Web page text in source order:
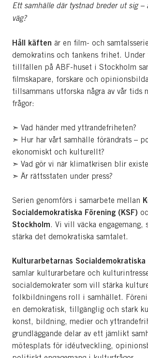
Ett samhälle där tystnad breder ut sig
väg?
Håll käften är en film- och
demokratins och tankens frihet. Under
tillfällen på ABF-huset i Stockholm
filmskapare, forskare och
tillsammans utforska några av vår tids
frågor:
➣ Vad händer med yttrandefriheten?
➣ Hur har vårt samhälle förändrats –
ekonomiskt och kulturellt?
➣ Vad gör vi när klimatkrisen blir
➣ Är rättsstaten under press?
Serien genomförs i samarbete mellan
Socialdemokratiska Förening (KSF)
Stockholm. Vi vill väcka engagemang,
stärka det demokratiska samtalet.
Kulturarbetarnas Socialdemokratiska
samlar kulturarbetare och
socialdemokrater som vill stärka
folkbildningens roll i samhället.
en demokratisk, tillgänglig och stark
konst, bildning, medier och
grundläggande delar av ett jämlikt
mötesplats för idéutveckling,